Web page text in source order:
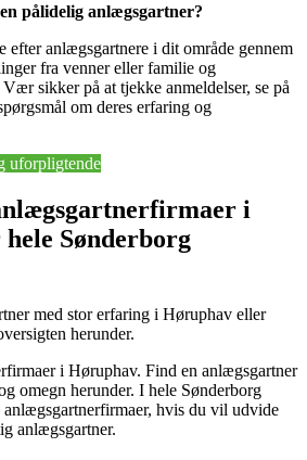
pålidelig anlægsgartner?
efter anlægsgartnere i dit område gennem
fra venner eller familie og
sikker på at tjekke anmeldelser, se på
om deres erfaring og
uforpligtende
i
Sønderborg
med stor erfaring i Høruphav eller
herunder.
i Høruphav. Find en anlægsgartner
omegn herunder. I hele Sønderborg
hvis du vil udvide
anlægsgartner.